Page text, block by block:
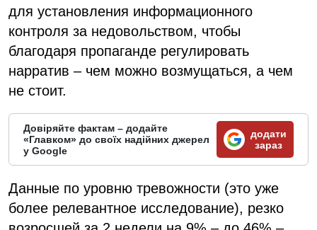
для установления информационного
контроля за недовольством, чтобы
благодаря пропаганде регулировать
нарратив – чем можно возмущаться, а чем
не стоит.
Довіряйте фактам – додайте
«Главком» до своїх надійних джерел
у Google
додати
зараз
Данные по уровню тревожности (это уже
более релевантное исследование), резко